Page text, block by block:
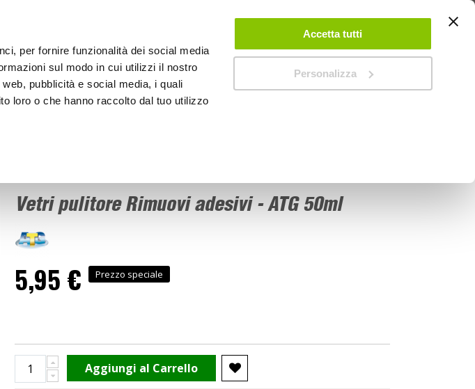
per fornire funzionalità dei social media
sul modo in cui utilizzi il nostro
pubblicità e social media, i quali
loro o che hanno raccolto dal tuo utilizzo
Accetta tutti
Personalizza
CONTATTACI NEGOZI IL MIO NEGOZIO
Vetri pulitore Rimuovi adesivi - ATG 50ml
5,95 € Prezzo speciale
Aggiungi al Carrello